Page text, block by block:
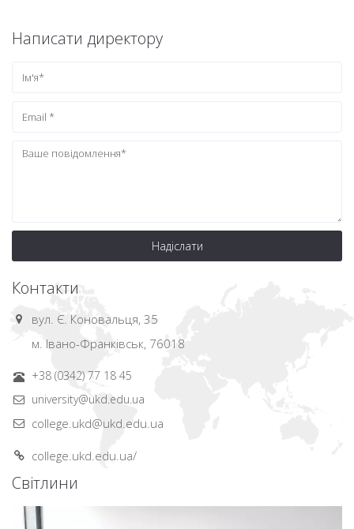
Написати директору
Надіслати
Контакти
вул. Є. Коновальця, 35
м. Івано-Франківськ, 76018
+38 (0342) 77 18 45
university@ukd.edu.ua
college.ukd@ukd.edu.ua
college.ukd.edu.ua/
Світлини